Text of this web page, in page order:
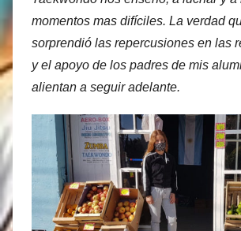
momentos mas difíciles. La verdad
sorprendió las repercusiones en las
y el apoyo de los padres de mis
alientan a seguir adelante.